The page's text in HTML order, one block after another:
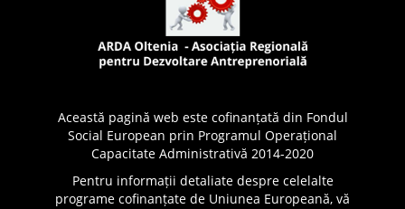
Această pagină web este cofinanțată din Fondul
Social European prin Programul Operațional
Capacitate Administrativă 2014-2020
Pentru informații detaliate despre celelalte
programe cofinanțate de Uniunea Europeană, vă